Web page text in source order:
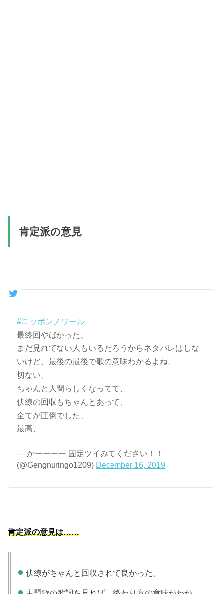
肯定派の意見
#ニッポンノワール
最終回やばかった、
まだ見れてない人もいるだろうからネタバレはしな
いけど、最後の最後で歌の意味わかるよね、
切ない、
ちゃんと人間らしくなってて、
伏線の回収もちゃんとあって、
全てが圧倒でした、
最高、
— かーーーー 固定ツイみてください！！
(@Gengnuringo1209) December 16, 2019
肯定派の意見は……
伏線がちゃんと回収されて良かった。